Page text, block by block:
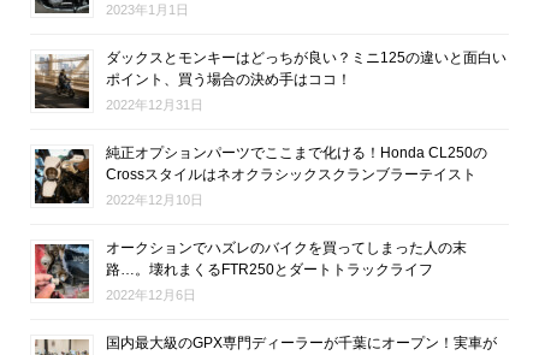
2023年1月1日
ダックスとモンキーはどっちが良い？ミニ125の違いと面白い
ポイント、買う場合の決め手はココ！
2022年12月31日
純正オプションパーツでここまで化ける！Honda CL250の
Crossスタイルはネオクラシックスクランブラーテイスト
2022年12月10日
オークションでハズレのバイクを買ってしまった人の末
路…。壊れまくるFTR250とダートトラックライフ
2022年12月6日
国内最大級のGPX専門ディーラーが千葉にオープン！実車が